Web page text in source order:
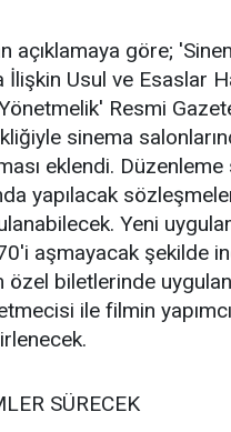
açıklamaya göre;
İlişkin Usul ve Esaslar
Resmi
sinema
eklendi.
yapılacak
Yeni
aşmayacak şekilde
özel biletlerinde
ile filmin
SÜRECEK